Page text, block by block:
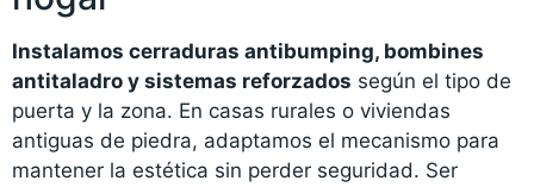
Instalamos cerraduras antibumping, bombines
antitaladro y sistemas reforzados según el tipo de
puerta y la zona. En casas rurales o viviendas
antiguas de piedra, adaptamos el mecanismo para
mantener la estética sin perder seguridad. Ser